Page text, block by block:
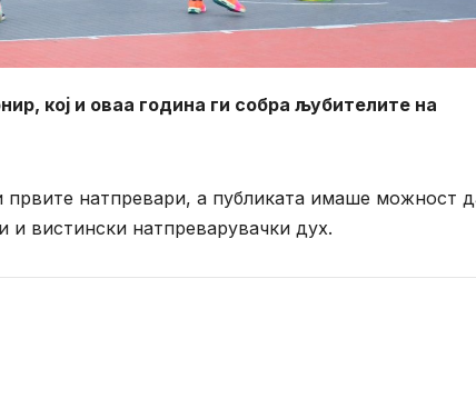
кој и оваа година ги собра љубителите на
натпревари, а публиката имаше можност
и вистински натпреварувачки дух.